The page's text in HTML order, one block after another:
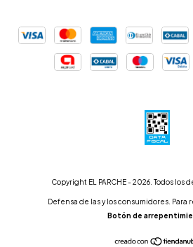
Copyright EL PARCHE - 2026. Todos los
Defensa de las y los consumidores. Para
Botón de